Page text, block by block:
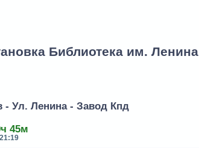
Библиотека им. Ленина
- Ул. Ленина - Завод Кпд
45м
21:19